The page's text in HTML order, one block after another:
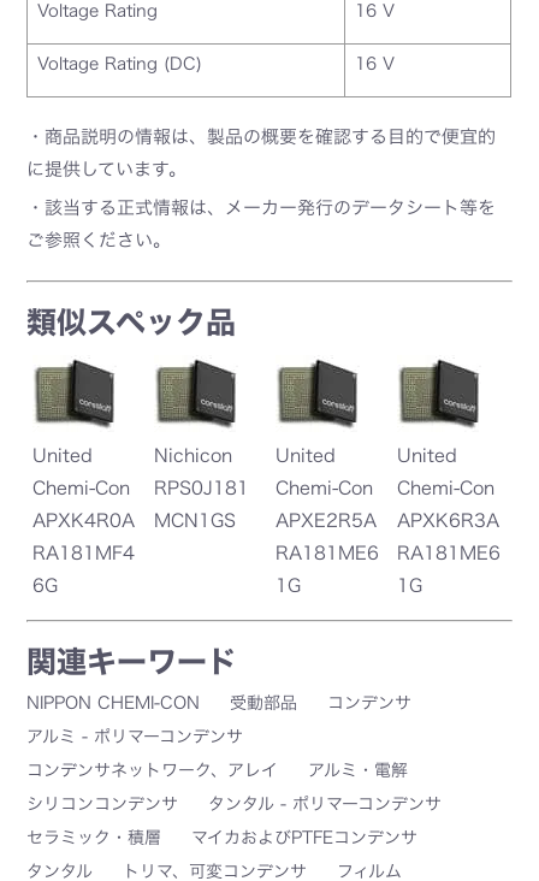
Voltage Rating 16 V
Voltage Rating (DC) 16 V
・商品説明の情報は、製品の概要を確認する目的で便宜的
に提供しています。
・該当する正式情報は、メーカー発行のデータシート等を
ご参照ください。
類似スペック品
United
Chemi-Con
APXK4R0A
RA181MF4
6G
Nichicon
RPS0J181
MCN1GS
United
Chemi-Con
APXE2R5A
RA181ME6
1G
United
Chemi-Con
APXK6R3A
RA181ME6
1G
関連キーワード
NIPPON CHEMI-CON 受動部品
コンデンサ
アルミ - ポリマーコンデンサ
コンデンサネットワーク、アレイ
アルミ・電解
シリコンコンデンサ
タンタル - ポリマーコンデンサ
セラミック・積層
マイカおよびPTFEコンデンサ
タンタル
トリマ、可変コンデンサ フィルム